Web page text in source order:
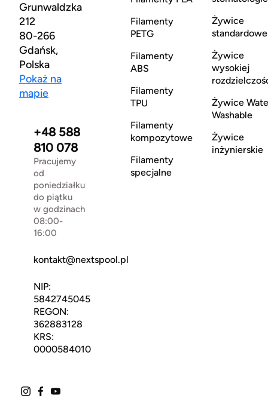
Grunwaldzka
212
80-266
Gdańsk,
Polska
Pokaż na
mapie
+48 588
810 078
Pracujemy
od
poniedziałku
do piątku
w godzinach
08:00-
16:00
kontakt@nextspool.pl
NIP:
5842745045
REGON:
362883128
KRS:
0000584010
Filamenty
PETG
Filamenty
ABS
Filamenty
TPU
Filamenty
kompozytowe
Filamenty
specjalne
Żywice
standardowe
Żywice
wysokiej
Żywice
Washable
Żywice
inżynierskie